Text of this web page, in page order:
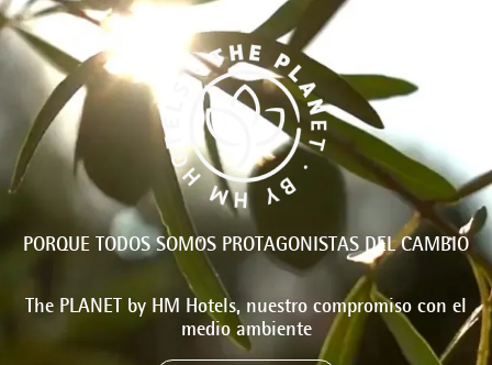
PORQUE TODOS SOMOS PROTAGONISTAS DEL CAMBIO
The PLANET by HM Hotels, nuestro compromiso con el
medio ambiente